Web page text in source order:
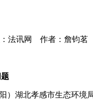
法讯网 作者：詹钧茗
湖北孝感市生态环境